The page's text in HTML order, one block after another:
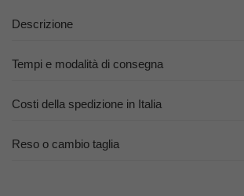
Descrizione
Tempi e modalità di consegna
Costi della spedizione in Italia
Reso o cambio taglia